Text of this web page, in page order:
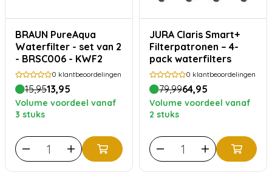
BRAUN PureAqua
Waterfilter - set van 2
- BRSC006 - KWF2
0 klantbeoordelingen
15,9513,95
Volume voordeel vanaf
3 stuks
JURA Claris Smart+
Filterpatronen – 4-
pack waterfilters
0 klantbeoordelingen
79,9964,95
Volume voordeel vanaf
2 stuks